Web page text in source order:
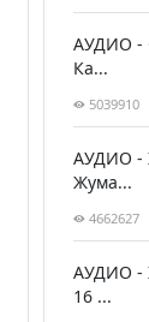
АУДИО -
Ка...
5039910
АУДИО -
Жума...
4662627
АУДИО -
16 ...